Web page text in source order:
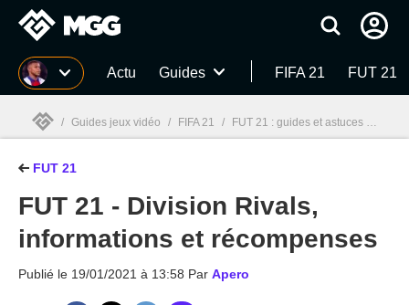
MGG Actu Guides FIFA 21 FUT 21
MGG
/ Guides jeux vidéo / FIFA 21 / FUT 21 : guides et astuces /
FUT 21
FUT 21 - Division Rivals,
informations et récompenses
Publié le 19/01/2021 à 13:58 Par Apero